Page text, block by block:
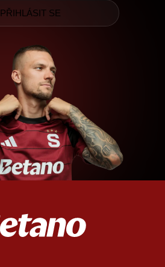
PŘIHLÁSIT SE